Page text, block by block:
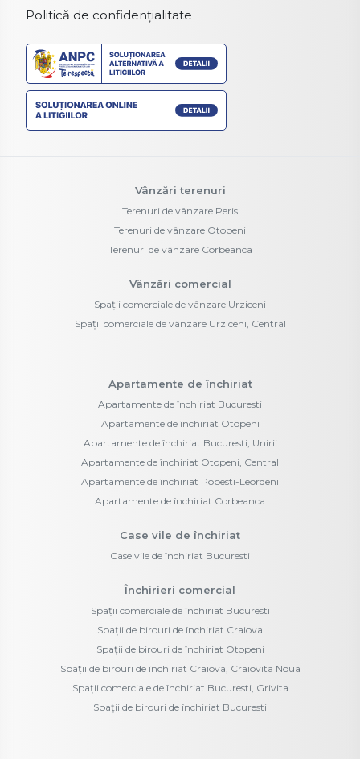
Politică de confidențialitate
Vânzări terenuri
Terenuri de vânzare Peris
Terenuri de vânzare Otopeni
Terenuri de vânzare Corbeanca
Vânzări comercial
Spații comerciale de vânzare Urziceni
Spații comerciale de vânzare Urziceni, Central
Apartamente de închiriat
Apartamente de închiriat Bucuresti
Apartamente de închiriat Otopeni
Apartamente de închiriat Bucuresti, Unirii
Apartamente de închiriat Otopeni, Central
Apartamente de închiriat Popesti-Leordeni
Apartamente de închiriat Corbeanca
Case vile de închiriat
Case vile de închiriat Bucuresti
Închirieri comercial
Spații comerciale de închiriat Bucuresti
Spații de birouri de închiriat Craiova
Spații de birouri de închiriat Otopeni
Spații de birouri de închiriat Craiova, Craiovita Noua
Spații comerciale de închiriat Bucuresti, Grivita
Spații de birouri de închiriat Bucuresti